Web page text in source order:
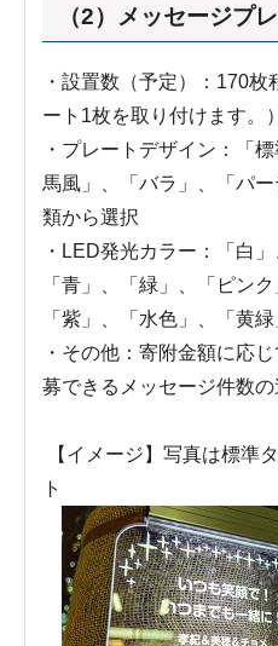
（2）メッセージプ
・設置数（予定）：170
ート1枚を取り付けます。）
・プレートデザイン：「
馬風」、「バラ」、「パ
類から選択
・LED発光カラー：「白
「青」、「緑」、「ピン
「紫」、「水色」、「黄
・その他：寄附金額に応
募できるメッセージ件数
【イメージ】写真は標準
ト